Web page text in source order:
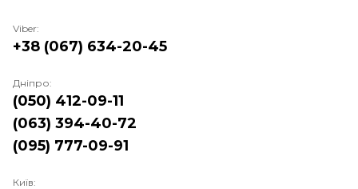
Viber:
+38 (067) 634-20-45
Дніпро:
(050) 412-09-11
(063) 394-40-72
(095) 777-09-91
Київ: